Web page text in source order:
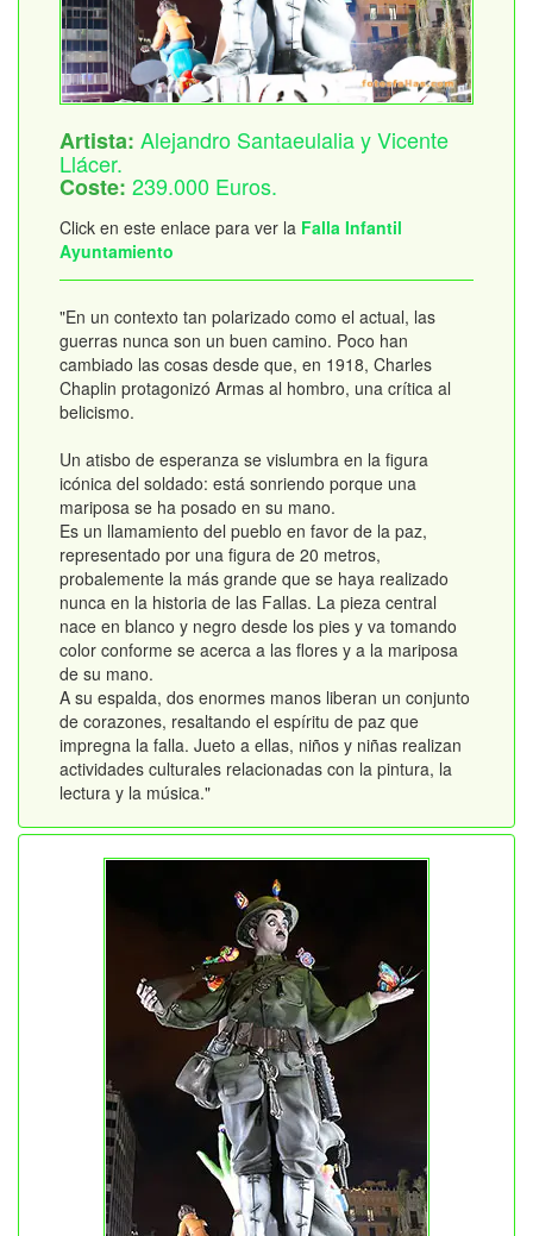
Artista: Alejandro Santaeulalia y Vicente
Llácer.
Coste: 239.000 Euros.
Click en este enlace para ver la Falla Infantil
Ayuntamiento
"En un contexto tan polarizado como el actual, las
guerras nunca son un buen camino. Poco han
cambiado las cosas desde que, en 1918, Charles
Chaplin protagonizó Armas al hombro, una crítica al
belicismo.
Un atisbo de esperanza se vislumbra en la figura
icónica del soldado: está sonriendo porque una
mariposa se ha posado en su mano.
Es un llamamiento del pueblo en favor de la paz,
representado por una figura de 20 metros,
probalemente la más grande que se haya realizado
nunca en la historia de las Fallas. La pieza central
nace en blanco y negro desde los pies y va tomando
color conforme se acerca a las flores y a la mariposa
de su mano.
A su espalda, dos enormes manos liberan un conjunto
de corazones, resaltando el espíritu de paz que
impregna la falla. Jueto a ellas, niños y niñas realizan
actividades culturales relacionadas con la pintura, la
lectura y la música."